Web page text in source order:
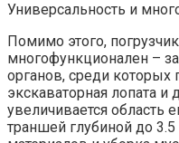
Универсальность и
Помимо этого,
многофункционален –
органов, среди
экскаваторная лопата
увеличивается область
траншей глубиной до